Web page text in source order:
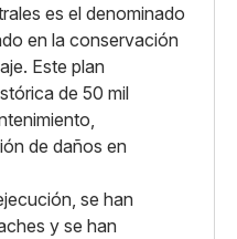
es el denominado
en la conservación
Este plan
de 50 mil
de daños en
se han
y se han